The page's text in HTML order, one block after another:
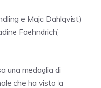
e Maja Dahlqvist)
Faehndrich)
una medaglia di
che ha visto la